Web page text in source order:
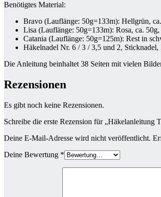
Benötigtes Material:
Bravo (Lauflänge: 50g=133m): Hellgrün,
Lisa (Lauflänge: 50g=133m): Rosa, ca.
Catania (Lauflänge: 50g=125m): Rest in
Häkelnadel Nr. 6 / 3 / 3,5 und 2,
Die Anleitung beinhaltet 38 Seiten mit vielen
Rezensionen
Es gibt noch keine Rezensionen.
Schreibe die erste Rezension für „Häkelanleitung
Deine E-Mail-Adresse wird nicht veröffentlicht.
Deine Bewertung *